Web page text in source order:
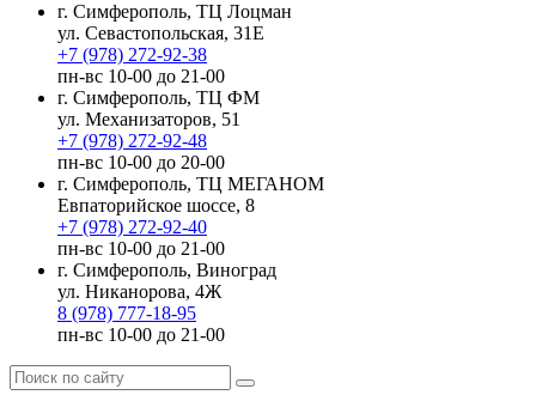
г. Симферополь, ТЦ Лоцман
ул. Севастопольская, 31Е
+7 (978) 272-92-38
пн-вс 10-00 до 21-00
г. Симферополь, ТЦ ФМ
ул. Механизаторов, 51
+7 (978) 272-92-48
пн-вс 10-00 до 20-00
г. Симферополь, ТЦ МЕГАНОМ
Евпаторийское шоссе, 8
+7 (978) 272-92-40
пн-вс 10-00 до 21-00
г. Симферополь, Виноград
ул. Никанорова, 4Ж
8 (978) 777-18-95
пн-вс 10-00 до 21-00